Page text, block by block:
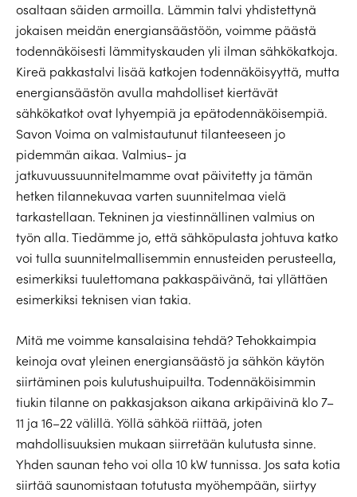
osaltaan säiden armoilla. Lämmin talvi yhdistettynä
jokaisen meidän energiansäästöön, voimme päästä
todennäköisesti lämmityskauden yli ilman sähkökatkoja.
Kireä pakkastalvi lisää katkojen todennäköisyyttä, mutta
energiansäästön avulla mahdolliset kiertävät
sähkökatkot ovat lyhyempiä ja epätodennäköisempiä.
Savon Voima on valmistautunut tilanteeseen jo
pidemmän aikaa. Valmius- ja
jatkuvuussuunnitelmamme ovat päivitetty ja tämän
hetken tilannekuvaa varten suunnitelmaa vielä
tarkastellaan. Tekninen ja viestinnällinen valmius on
työn alla. Tiedämme jo, että sähköpulasta johtuva katko
voi tulla suunnitelmallisemmin ennusteiden perusteella,
esimerkiksi tuulettomana pakkaspäivänä, tai yllättäen
esimerkiksi teknisen vian takia.
Mitä me voimme kansalaisina tehdä? Tehokkaimpia
keinoja ovat yleinen energiansäästö ja sähkön käytön
siirtäminen pois kulutushuipuilta. Todennäköisimmin
tiukin tilanne on pakkasjakson aikana arkipäivinä klo 7–
11 ja 16–22 välillä. Yöllä sähköä riittää, joten
mahdollisuuksien mukaan siirretään kulutusta sinne.
Yhden saunan teho voi olla 10 kW tunnissa. Jos sata kotia
siirtää saunomistaan totutusta myöhempään, siirtyy